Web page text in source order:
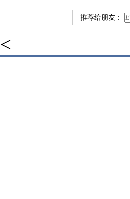
推荐给朋友：
<